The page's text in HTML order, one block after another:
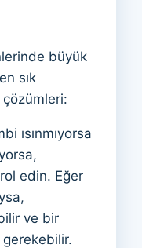
büyük
sık
çözümleri:
ısınmıyorsa
edin. Eğer
ve bir